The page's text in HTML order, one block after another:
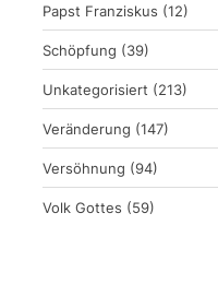
Papst Franziskus (12)
Schöpfung (39)
Unkategorisiert (213)
Veränderung (147)
Versöhnung (94)
Volk Gottes (59)